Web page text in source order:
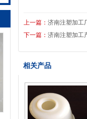
上一篇： 济南注塑加工
下一篇： 济南注塑加工
相关产品